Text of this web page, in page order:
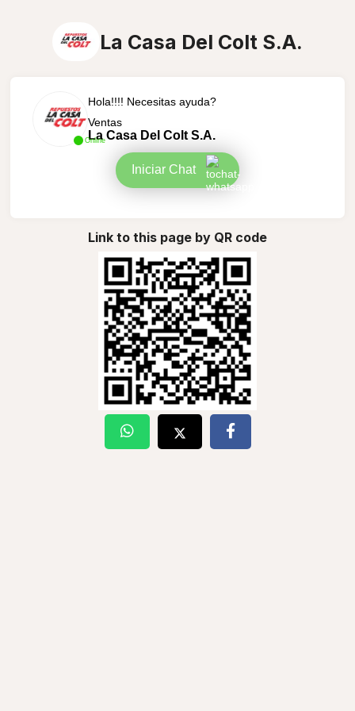
La Casa Del Colt S.A.
Online
Hola!!!! Necesitas ayuda?
Ventas
La Casa Del Colt S.A.
Iniciar Chat
Link to this page by QR code